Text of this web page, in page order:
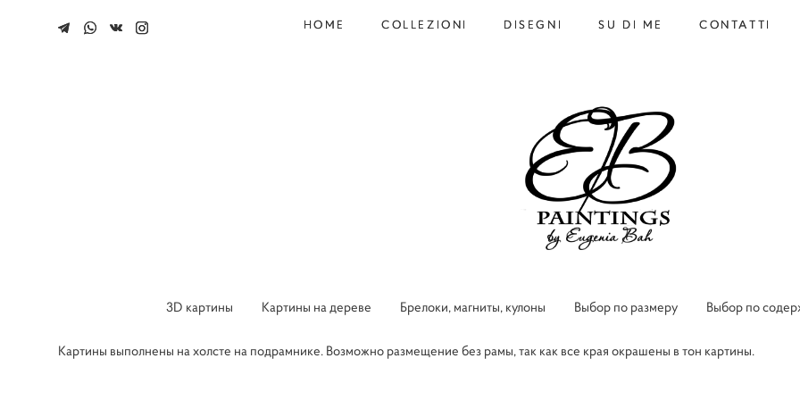
HOME COLLEZIONI DISEGNI SU DI ME CONTATTI
HOME COLLEZIONI DISEGNI SU DI ME CONTATTI
3D картины Картины на дереве Брелоки, магниты, кулоны Выбор по размеру Выбор по
Картины выполнены на холсте на подрамнике. Возможно размещение без рамы, так как все края окрашены в тон картины.